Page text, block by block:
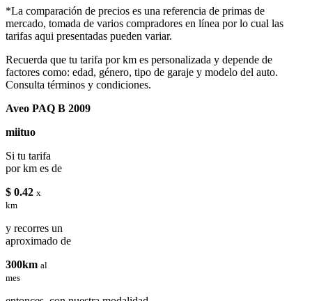
*La comparación de precios es una referencia de primas de
mercado, tomada de varios compradores en línea por lo cual las
tarifas aqui presentadas pueden variar.
Recuerda que tu tarifa por km es personalizada y depende de
factores como: edad, género, tipo de garaje y modelo del auto.
Consulta términos y condiciones.
Aveo PAQ B 2009
miituo
Si tu tarifa
por km es de
$ 0.42 x
km
y recorres un
aproximado de
300km al
mes